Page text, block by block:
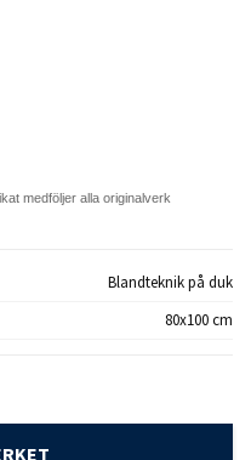
medföljer alla originalverk
Blandteknik på duk
80x100 cm